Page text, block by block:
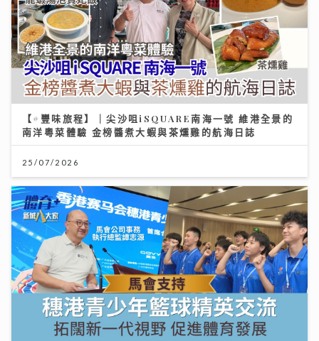
【#豐味旅程】｜尖沙咀iSQUARE南海一號 維港全景的
南洋粵菜體驗 金榜醬煮大蝦與茶燻雞的航海日誌
25/07/2026